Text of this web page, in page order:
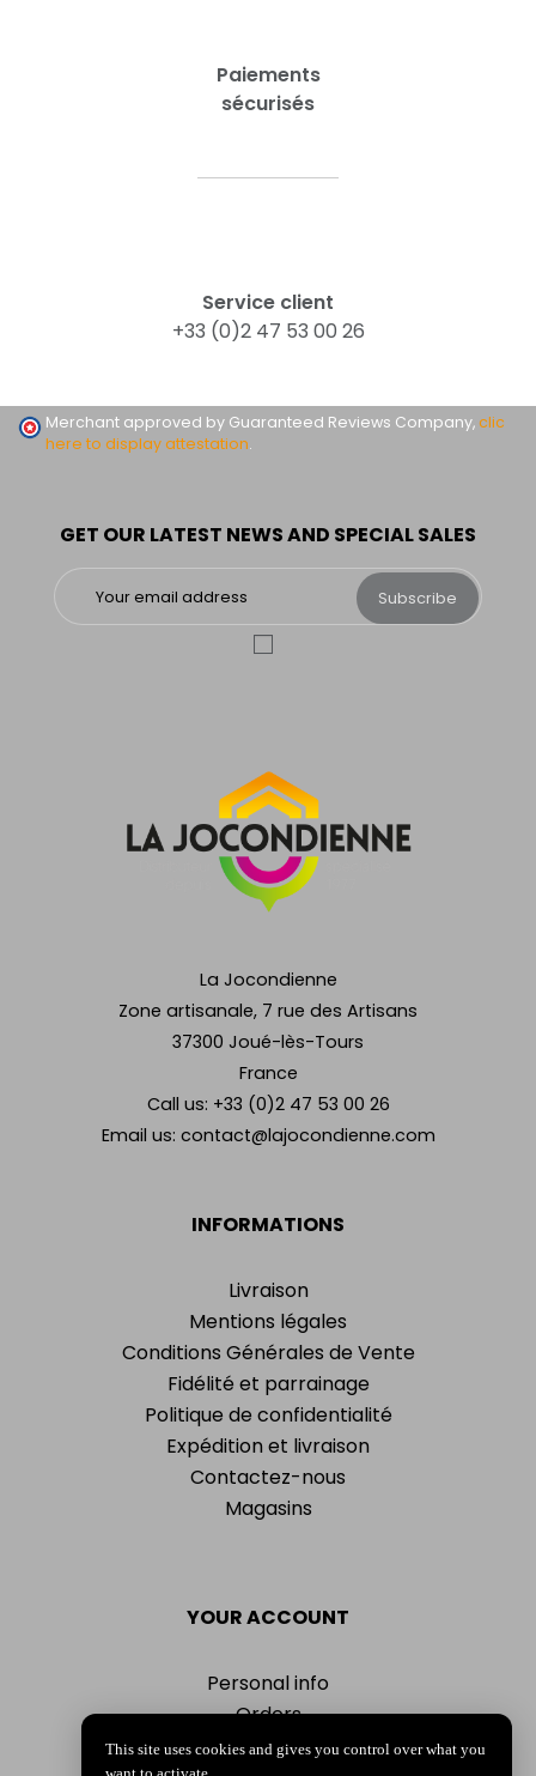
Paiements
sécurisés
Service client
+33 (0)2 47 53 00 26
INFORMATIONS
Livraison
Mentions légales
Conditions Générales de Vente
Fidélité et parrainage
Politique de confidentialité
Expédition et livraison
Contactez-nous
Magasins
YOUR ACCOUNT
Personal info
Orders
Addresses
La Jocondienne
Zone artisanale, 7 rue des Artisans
37300 Joué-lès-Tours
France
Call us: +33 (0)2 47 53 00 26
Email us: contact@lajocondienne.com
GET OUR LATEST NEWS AND SPECIAL SALES
Subscribe
Merchant approved by Guaranteed Reviews Company,clic
here to display attestation.
This site uses cookies and gives you control over what you